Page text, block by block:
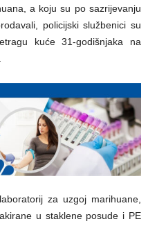
a koju su po sazrijevanju
policijski službenici su
kuće 31-godišnjaka na
za uzgoj marihuane,
u staklene posude i PE